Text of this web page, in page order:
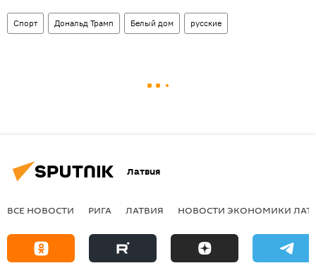
Спорт Дональд Трамп Белый дом русские
Латвия
ВСЕ НОВОСТИ РИГА ЛАТВИЯ НОВОСТИ ЭКОНОМИКИ